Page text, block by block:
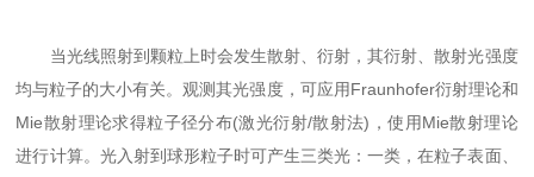
当光线照射到颗粒上时会发生散射、衍射，其衍射、散射光强度
均与粒子的大小有关。观测其光强度，可应用Fraunhofer衍射理论和
Mie散射理论求得粒子径分布(激光衍射/散射法)，使用Mie散射理论
进行计算。光入射到球形粒子时可产生三类光：一类，在粒子表面、